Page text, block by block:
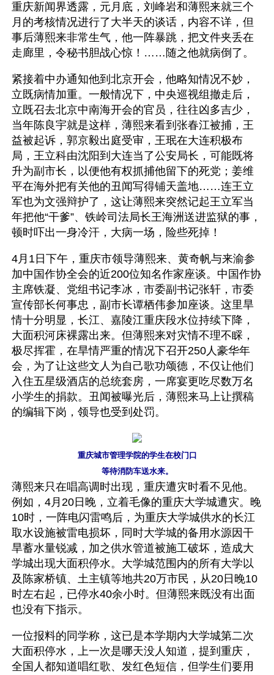
重庆新闻界透露，元月底，刘峰岩和薄熙来就三个
月的考核情况进行了大半天的谈话，内容不详，但
事后薄熙来非常生气，他一阵暴跳，把文件夹丢在
走廊里，令秘书胆战心惊！……随之他就病倒了。
紧接着中办通知他到北京开会，他略知情况不妙，
立既病情加重。一般情况下，中央巡视组撤走后，
立既召去北京中南海开会的官员，往往凶多吉少，
当年陈良宇就是这样，薄熙来看到张春江被捕，王
益被起诉，郭京毅出庭受审，王珉在大连积极布
局，王立科由沈阳到大连当了公安局长，可能既将
升为副市长，以便他有权抓捕他留下的死党；姜维
平在海外把有关他的丑闻写得铺天盖地……连王立
军也为文强辩护了，这让薄熙来突然记起王立军当
年把他“干爹”、铁岭司法局长王海洲送进监狱的事，
顿时吓出一身冷汗，大病一场，险些死掉！
4月1日下午，重庆市领导薄熙来、黄奇帆与来渝参
加中国作协全会的近200位知名作家座谈。中国作协
主席铁凝、党组书记李冰，市委副书记张轩，市委
宣传部长何事忠，副市长谭栖伟参加座谈。这里旱
情十分明显，长江、嘉陵江重庆段水位持续下降，
大面积河床裸露出来。但薄熙来对灾情不理不睬，
极尽挥霍，在旱情严重的情况下召开250人豪华年
会，为了让这些文人为自己歌功颂德，不仅让他们
入住五星级酒店的总统套房，一席宴更吃尽数万名
小学生的捐款。丑闻被曝光后，薄熙来马上让撰稿
的编辑下岗，领导也受到处罚。
重庆城市管理学院的学生在校门口
等待消防车送水来。
薄熙来只在唱高调时出现，重庆遭灾时看不见他。
例如，4月20日晚，立着毛像的重庆大学城遭灾。晚
10时，一阵电闪雷鸣后，为重庆大学城供水的长江
取水设施被雷电损坏，同时大学城的备用水源因干
旱蓄水量锐减，加之供水管道被施工破坏，造成大
学城出现大面积停水。大学城范围内的所有大学以
及陈家桥镇、土主镇等地共20万市民，从20日晚10
时左右起，已停水40余小时。但薄熙来既没有出面
也没有下指示。
一位报料的同学称，这已是本学期内大学城第二次
大面积停水，上一次是哪天没人知道，提到重庆，
全国人都知道唱红歌、发红色短信，但学生们要用